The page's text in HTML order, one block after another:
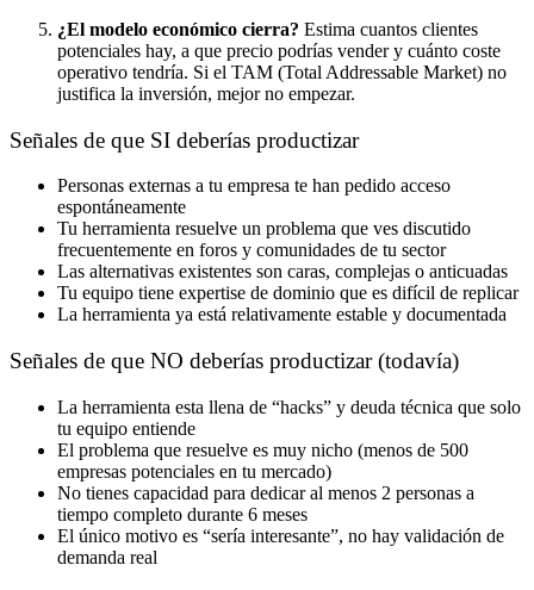
¿El modelo económico cierra? Estima cuantos clientes
potenciales hay, a que precio podrías vender y cuánto coste
operativo tendría. Si el TAM (Total Addressable Market) no
justifica la inversión, mejor no empezar.
Señales de que SI deberías productizar
Personas externas a tu empresa te han pedido acceso
espontáneamente
Tu herramienta resuelve un problema que ves discutido
frecuentemente en foros y comunidades de tu sector
Las alternativas existentes son caras, complejas o anticuadas
Tu equipo tiene expertise de dominio que es difícil de replicar
La herramienta ya está relativamente estable y documentada
Señales de que NO deberías productizar (todavía)
La herramienta esta llena de “hacks” y deuda técnica que solo
tu equipo entiende
El problema que resuelve es muy nicho (menos de 500
empresas potenciales en tu mercado)
No tienes capacidad para dedicar al menos 2 personas a
tiempo completo durante 6 meses
El único motivo es “sería interesante”, no hay validación de
demanda real